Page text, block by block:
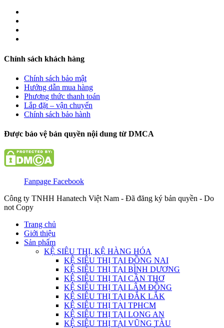
Chính sách khách hàng
Chính sách bảo mật
Hướng dẫn mua hàng
Phương thức thanh toán
Lắp đặt – vận chuyển
Chính sách bảo hành
Được bảo vệ bản quyền nội dung từ DMCA
Fanpage Facebook
Công ty TNHH Hanatech Việt Nam - Đã đăng ký bản quyền - Do
not Copy
Trang chủ
Giới thiệu
Sản phẩm
KỆ SIÊU THỊ, KỆ HÀNG HÓA
KỆ SIÊU THỊ TẠI ĐỒNG NAI
KỆ SIÊU THỊ TẠI BÌNH DƯƠNG
KỆ SIÊU THỊ TẠI CẦN THƠ
KỆ SIÊU THỊ TẠI LÂM ĐỒNG
KỆ SIÊU THỊ TẠI ĐẮK LẮK
KỆ SIÊU THỊ TẠI TPHCM
KỆ SIÊU THỊ TẠI LONG AN
KỆ SIÊU THỊ TẠI VŨNG TÀU